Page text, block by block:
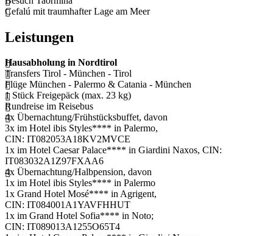
Cefalú mit traumhafter Lage am Meer
Leistungen
Hausabholung in Nordtirol
Transfers Tirol - München - Tirol
Flüge München - Palermo & Catania - München
1 Stück Freigepäck (max. 23 kg)
Rundreise im Reisebus
4x Übernachtung/Frühstücksbuffet, davon
3x im Hotel ibis Styles**** in Palermo,
CIN: IT082053A18KV2MVCE
1x im Hotel Caesar Palace**** in Giardini Naxos, CIN:
IT083032A1Z97FXAA6
4x Übernachtung/Halbpension, davon
1x im Hotel ibis Styles**** in Palermo
1x Grand Hotel Mosé**** in Agrigent,
CIN: IT084001A1YAVFHHUT
1x im Grand Hotel Sofia**** in Noto;
CIN: IT089013A1255O65T4